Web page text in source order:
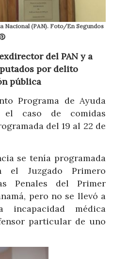
Nacional (PAN). Foto/En Segundos
Pinterest
del PAN y a
por delito
pública
Programa de Ayuda
el caso de comidas
del 19 al 22 de
se tenía programada
Juzgado Primero
Penales del Primer
pero no se llevó a
médica
particular de uno